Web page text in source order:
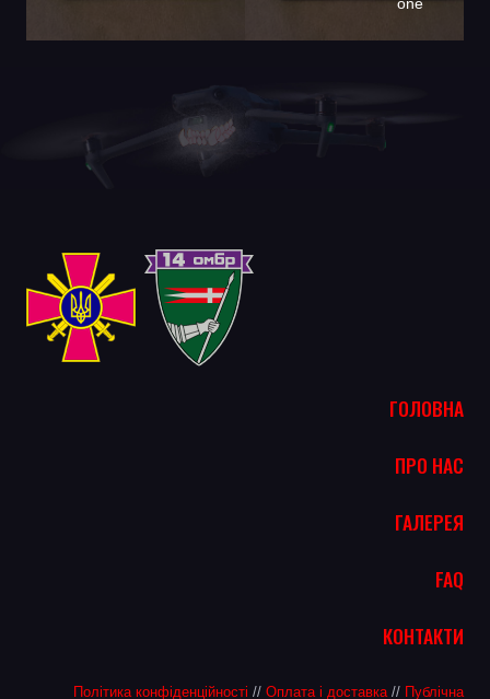
one
ГОЛОВНА
ПРО НАС
ГАЛЕРЕЯ
FAQ
КОНТАКТИ
Політика конфіденційності // Оплата і доставка// Публічна